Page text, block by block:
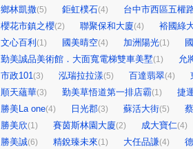
鄉林凱撒(5) 鉅虹樸石(4) 台中市西區五權
櫻花市鎮之櫻(2) 聯聚保和大廈(4) 裕國綠
文心百利 (1) 國美晴空(4) 加洲陽光(1)
勤美誠品美術館．大面寬電梯雙車美墅(1) 允
市政101(3) 泓瑞拉拉漾(5) 百達翡翠(4)
順天蘊華(3) 勤美草悟道第一排店霸(1) 捷
勝美La one(4) 日光郡(3) 蘇活大街(5)
勝美欣(1) 賽茵斯林園大廈(2) 成大寶仁(4)
勝美誠(6) 精銳臻未來(1) 大任品謙(4)